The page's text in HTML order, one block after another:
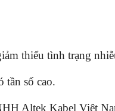
thiểu tình trạng
tần số cao.
Altek Kabel Việt